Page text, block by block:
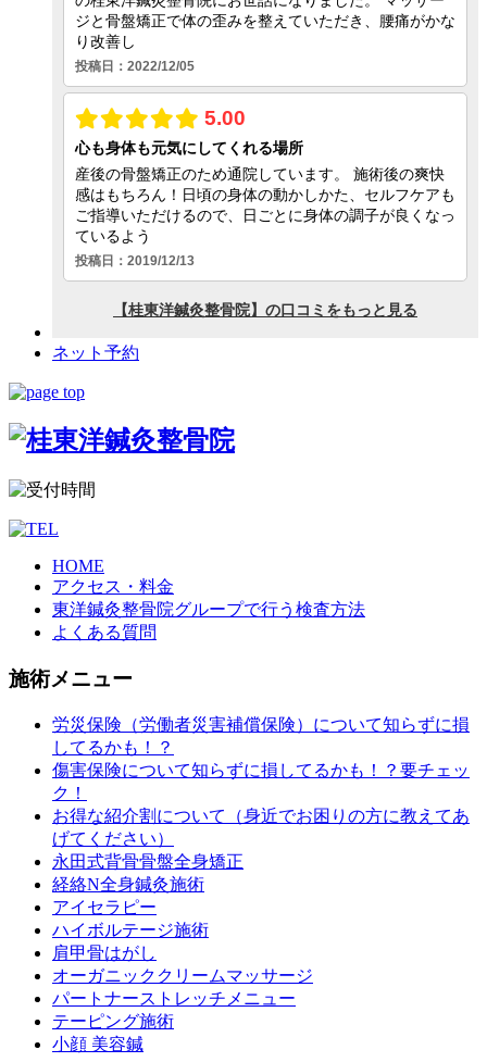
ネット予約
HOME
アクセス・料金
東洋鍼灸整骨院グループで行う検査方法
よくある質問
施術メニュー
労災保険（労働者災害補償保険）について知らずに損
してるかも！？
傷害保険について知らずに損してるかも！？要チェッ
ク！
お得な紹介割について（身近でお困りの方に教えてあ
げてください）
永田式背骨骨盤全身矯正
経絡N全身鍼灸施術
アイセラピー
ハイボルテージ施術
肩甲骨はがし
オーガニッククリームマッサージ
パートナーストレッチメニュー
テーピング施術
小顔 美容鍼